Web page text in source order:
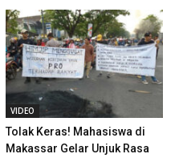
VIDEO
Tolak Keras! Mahasiswa di
Makassar Gelar Unjuk Rasa